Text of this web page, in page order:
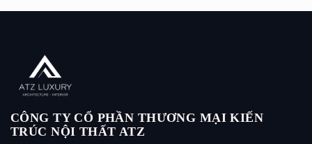
CÔNG TY CỔ PHẦN THƯƠNG MẠI KIẾN
TRÚC NỘI THẤT ATZ